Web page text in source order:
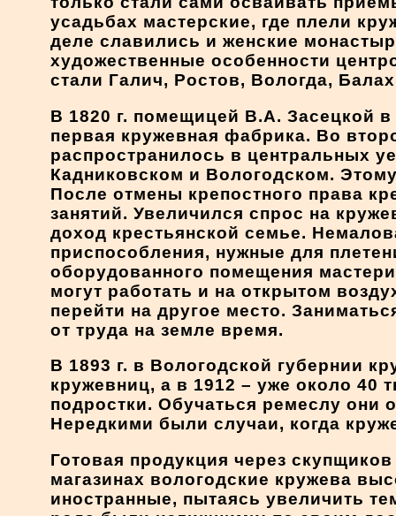
усадьбах мастерские, где плели
деле славились и женские
художественные особенности
стали Галич, Ростов, Вологда,
В 1820 г. помещицей В.А. Засецкой
первая кружевная фабрика. Во
распространилось в центральных
Кадниковском и Вологодском.
После отмены крепостного права
занятий. Увеличился спрос на
доход крестьянской семье.
приспособления, нужные для
оборудованного помещения
могут работать и на открытом
перейти на другое место.
от труда на земле время.
В 1893 г. в Вологодской губернии
кружевниц, а в 1912 – уже около 40
подростки. Обучаться ремеслу они
Нередкими были случаи, когда
Готовая продукция через
магазинах вологодские кружева
иностранные, пытаясь увеличить